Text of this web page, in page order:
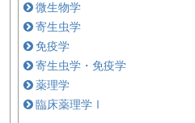
微生物学
寄生虫学
免疫学
寄生虫学・免疫学
薬理学
臨床薬理学Ⅰ